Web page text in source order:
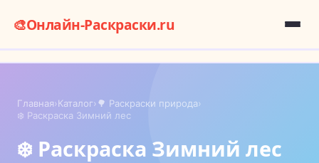
🎨Онлайн-Раскраски.ru
Главная›Каталог›🌳 Раскраски природа›
❄️ Раскраска Зимний лес
❄️ Раскраска Зимний лес